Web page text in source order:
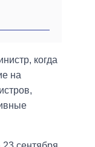
когда
на